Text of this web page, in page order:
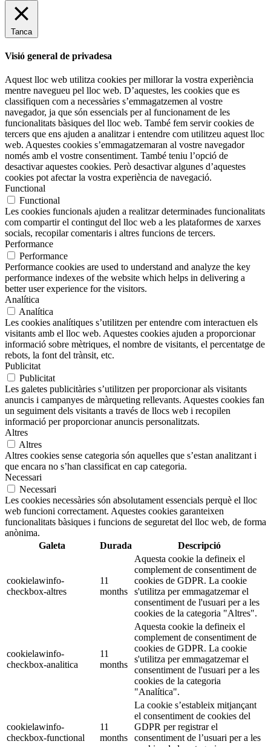
Tanca
Visió general de privadesa
Aquest lloc web utilitza cookies per millorar la vostra experiència
mentre navegueu pel lloc web. D’aquestes, les cookies que es
classifiquen com a necessàries s’emmagatzemen al vostre
navegador, ja que són essencials per al funcionament de les
funcionalitats bàsiques del lloc web. També fem servir cookies de
tercers que ens ajuden a analitzar i entendre com utilitzeu aquest lloc
web. Aquestes cookies s’emmagatzemaran al vostre navegador
només amb el vostre consentiment. També teniu l’opció de
desactivar aquestes cookies. Però desactivar algunes d’aquestes
cookies pot afectar la vostra experiència de navegació.
Functional
Functional
Les cookies funcionals ajuden a realitzar determinades funcionalitats
com compartir el contingut del lloc web a les plataformes de xarxes
socials, recopilar comentaris i altres funcions de tercers.
Performance
Performance
Performance cookies are used to understand and analyze the key
performance indexes of the website which helps in delivering a
better user experience for the visitors.
Analítica
Analítica
Les cookies analítiques s’utilitzen per entendre com interactuen els
visitants amb el lloc web. Aquestes cookies ajuden a proporcionar
informació sobre mètriques, el nombre de visitants, el percentatge de
rebots, la font del trànsit, etc.
Publicitat
Publicitat
Les galetes publicitàries s’utilitzen per proporcionar als visitants
anuncis i campanyes de màrqueting rellevants. Aquestes cookies fan
un seguiment dels visitants a través de llocs web i recopilen
informació per proporcionar anuncis personalitzats.
Altres
Altres
Altres cookies sense categoria són aquelles que s’estan analitzant i
que encara no s’han classificat en cap categoria.
Necessari
Necessari
Les cookies necessàries són absolutament essencials perquè el lloc
web funcioni correctament. Aquestes cookies garanteixen
funcionalitats bàsiques i funcions de seguretat del lloc web, de forma
anònima.
Galeta
Durada Descripció
cookielawinfo-
checkbox-altres
11
months
Aquesta cookie la defineix el
complement de consentiment de
cookies de GDPR. La cookie
s'utilitza per emmagatzemar el
consentiment de l'usuari per a les
cookies de la categoria "Altres".
cookielawinfo-
checkbox-analitica
11
months
Aquesta cookie la defineix el
complement de consentiment de
cookies de GDPR. La cookie
s'utilitza per emmagatzemar el
consentiment de l'usuari per a les
cookies de la categoria
"Analítica".
cookielawinfo-
checkbox-functional
11
months
La cookie s’estableix mitjançant
el consentiment de cookies del
GDPR per registrar el
consentiment de l’usuari per a les